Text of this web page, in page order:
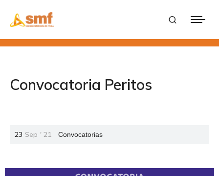
Convocatoria Peritos
23 Sep ' 21 Convocatorias